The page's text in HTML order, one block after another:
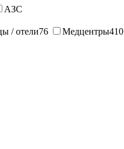
АЗС
/ отели76 Медцентры410